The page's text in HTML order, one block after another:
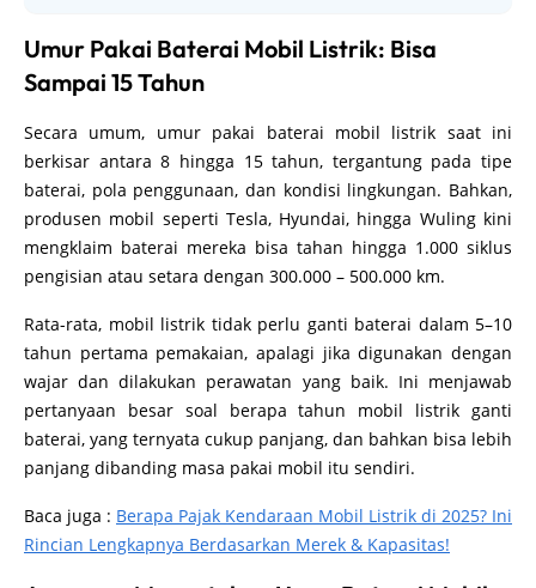
Umur Pakai Baterai Mobil Listrik: Bisa
Sampai 15 Tahun
Secara umum, umur pakai baterai mobil listrik saat ini
berkisar antara 8 hingga 15 tahun, tergantung pada tipe
baterai, pola penggunaan, dan kondisi lingkungan. Bahkan,
produsen mobil seperti Tesla, Hyundai, hingga Wuling kini
mengklaim baterai mereka bisa tahan hingga 1.000 siklus
pengisian atau setara dengan 300.000 – 500.000 km.
Rata-rata, mobil listrik tidak perlu ganti baterai dalam 5–10
tahun pertama pemakaian, apalagi jika digunakan dengan
wajar dan dilakukan perawatan yang baik. Ini menjawab
pertanyaan besar soal berapa tahun mobil listrik ganti
baterai, yang ternyata cukup panjang, dan bahkan bisa lebih
panjang dibanding masa pakai mobil itu sendiri.
Baca juga : Berapa Pajak Kendaraan Mobil Listrik di 2025? Ini
Rincian Lengkapnya Berdasarkan Merek & Kapasitas!